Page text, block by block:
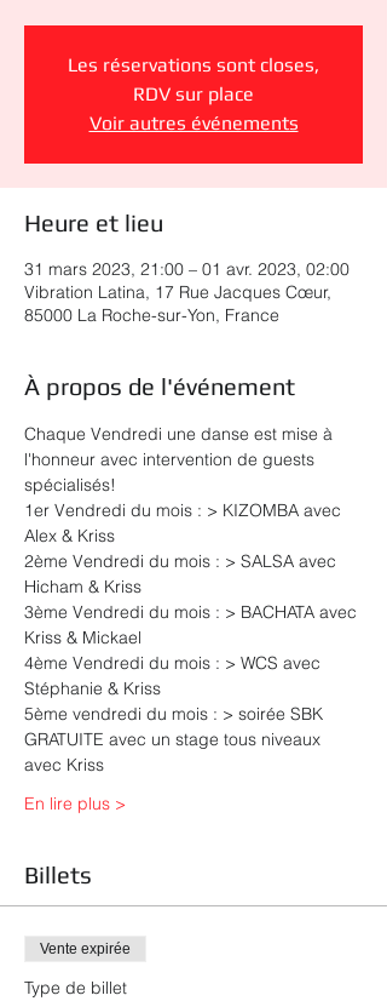
Les réservations sont closes,
RDV sur place
Voir autres événements
Heure et lieu
31 mars 2023, 21:00 – 01 avr. 2023, 02:00
Vibration Latina, 17 Rue Jacques Cœur,
85000 La Roche-sur-Yon, France
À propos de l'événement
Chaque Vendredi une danse est mise à
l'honneur avec intervention de guests
spécialisés!
1er Vendredi du mois : > KIZOMBA avec
Alex & Kriss
2ème Vendredi du mois : > SALSA avec
Hicham & Kriss
3ème Vendredi du mois : > BACHATA avec
Kriss & Mickael
4ème Vendredi du mois : > WCS avec
Stéphanie & Kriss
5ème vendredi du mois : > soirée SBK
GRATUITE avec un stage tous niveaux
avec Kriss
En lire plus >
Billets
Vente expirée
Type de billet